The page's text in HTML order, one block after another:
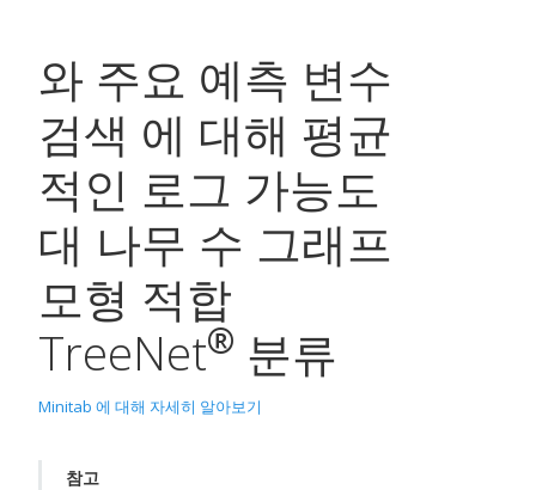
와 주요 예측 변수
검색 에 대해 평균
적인 로그 가능도
대 나무 수 그래프
모형 적합
TreeNet® 분류
Minitab 에 대해 자세히 알아보기
참고